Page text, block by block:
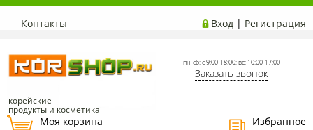
Контакты Вход | Регистрация
корейские
продукты и косметика
пн-сб: с 9:00-18:00; вс: 10:00-17:00
Заказать звонок
Избранное
Моя корзина